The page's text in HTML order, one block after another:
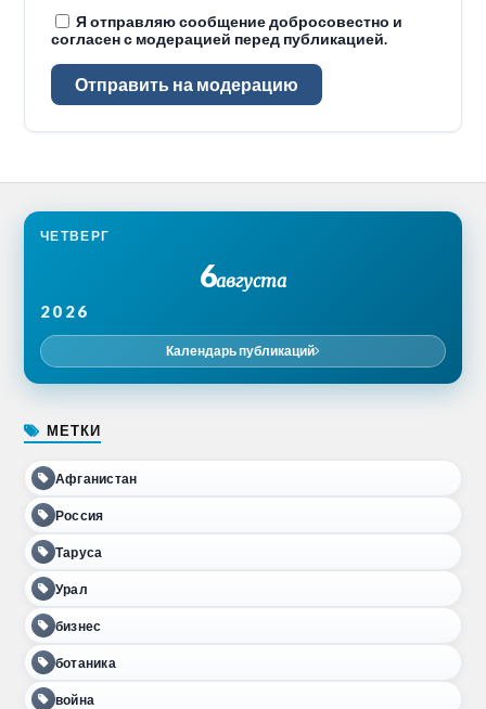
Я отправляю сообщение добросовестно и
согласен с модерацией перед публикацией.
Отправить на модерацию
ЧЕТВЕРГ
6августа
2026
Календарь публикаций
МЕТКИ
Афганистан
Россия
Таруса
Урал
бизнес
ботаника
война